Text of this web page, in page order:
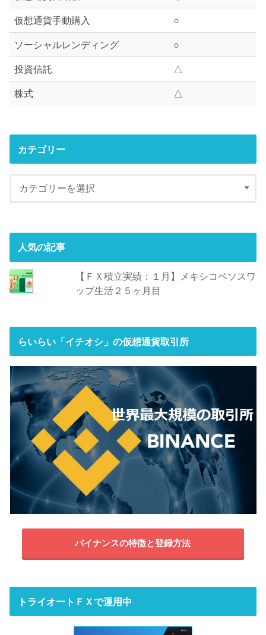
仮想通貨手動購入 ○
ソーシャルレンディング ○
投資信託 △
株式 △
カテゴリー
人気の記事
【ＦＸ積立実績：１月】メキシコペソスワ
ップ生活２５ヶ月目
らいらい「イチオシ」の仮想通貨取引所
バイナンスの特徴と登録方法
トライオートＦＸで運用中